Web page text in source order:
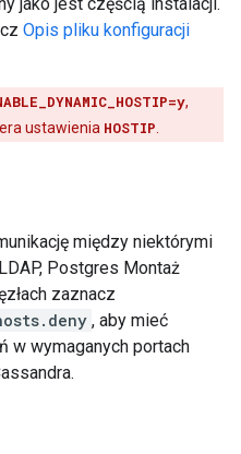
Opis pliku konfiguracji
,
ustawienia HOSTIP
między niektórymi
Postgres Montaż
zaznacz
, aby mieć
w wymaganych portach